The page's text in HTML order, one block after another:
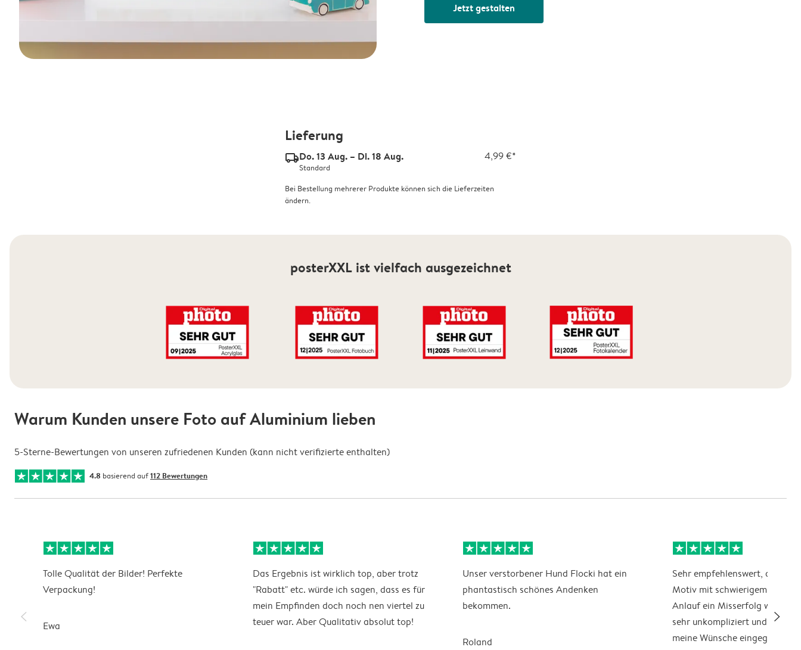
Jetzt gestalten
Lieferung
delivery_standard_v2Do. 13 Aug. – Di. 18 Aug. 4,99 €*
Standard
Bei Bestellung mehrerer Produkte können sich die Lieferzeiten
ändern.
posterXXL ist vielfach ausgezeichnet
Warum Kunden unsere Foto auf Aluminium lieben
5-Sterne-Bewertungen von unseren zufriedenen Kunden (kann nicht verifizierte enthalten)
4.8 basierend auf112 Bewertungen
slim_arrow_left
Tolle Qualität der Bilder! Perfekte
Verpackung!
Ewa
Das Ergebnis ist wirklich top, aber trotz
"Rabatt" etc. würde ich sagen, dass es für
mein Empfinden doch noch nen viertel zu
teuer war. Aber Qualitativ absolut top!
Unser verstorbener Hund Flocki hat ein
phantastisch schönes Andenken
bekommen.
Roland
Sehr empfehlenswert, auch
Motiv mit schwierigem Licht
Anlauf ein Misserfolg war. Ein
sehr unkompliziert und kulant
meine Wünsche eingegangen
slim_arrow_right